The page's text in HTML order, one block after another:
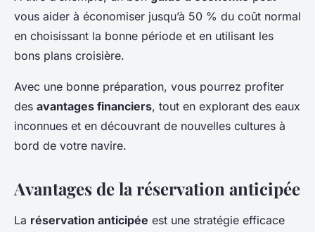
vous aider à économiser jusqu’à 50 % du coût normal
en choisissant la bonne période et en utilisant les
bons plans croisière.
Avec une bonne préparation, vous pourrez profiter
des avantages financiers, tout en explorant des eaux
inconnues et en découvrant de nouvelles cultures à
bord de votre navire.
Avantages de la réservation anticipée
La réservation anticipée est une stratégie efficace